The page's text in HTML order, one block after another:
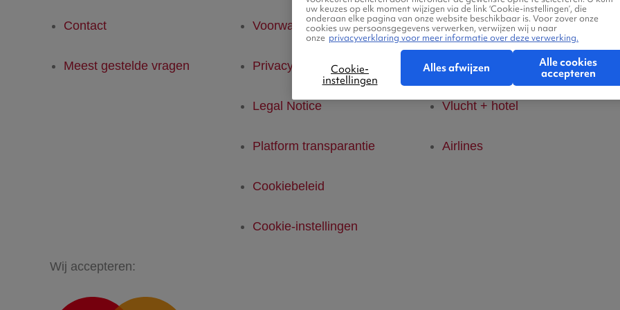
Contact
Meest gestelde vragen
Voorwaarden
Privacyverklaring
Legal Notice
Platform transparantie
Cookiebeleid
Cookie-instellingen
Vluchten
Hotels
Vlucht + hotel
Airlines
Wij accepteren:
uw keuzes op elk moment wijzigen via de link ‘Cookie-instellingen’, die
onderaan elke pagina van onze website beschikbaar is. Voor zover onze
cookies uw persoonsgegevens verwerken, verwijzen wij u naar
onze privacyverklaring voor meer informatie over deze verwerking.
Cookie-
instellingen
Alles afwijzen
Alle cookies
accepteren